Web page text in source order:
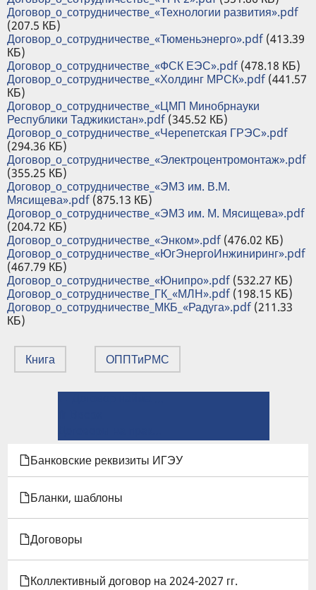
Договор_о_сотрудничестве_«Технологии развития».pdf
(207.5 КБ)
Договор_о_сотрудничестве_«Тюменьэнерго».pdf (413.39
КБ)
Договор_о_сотрудничестве_«ФСК ЕЭС».pdf (478.18 КБ)
Договор_о_сотрудничестве_«Холдинг МРСК».pdf (441.57
КБ)
Договор_о_сотрудничестве_«ЦМП Минобрнауки
Республики Таджикистан».pdf (345.52 КБ)
Договор_о_сотрудничестве_«Черепетская ГРЭС».pdf
(294.36 КБ)
Договор_о_сотрудничестве_«Электроцентромонтаж».pdf
(355.25 КБ)
Договор_о_сотрудничестве_«ЭМЗ им. В.М.
Мясищева».pdf (875.13 КБ)
Договор_о_сотрудничестве_«ЭМЗ им. М. Мясищева».pdf
(204.72 КБ)
Договор_о_сотрудничестве_«Энком».pdf (476.02 КБ)
Договор_о_сотрудничестве_«ЮгЭнергоИнжиниринг».pdf
(467.79 КБ)
Договор_о_сотрудничестве_«Юнипро».pdf (532.27 КБ)
Договор_о_сотрудничестве_ГК_«МЛН».pdf (198.15 КБ)
Договор_о_сотрудничестве_МКБ_«Радуга».pdf (211.33
КБ)
Книга ОППТиРМС
КНИГИ
ДЛЯ
ДОГОВОРЫ
(СОГЛАШЕНИЯ)
О
Банковские реквизиты ИГЭУ
Бланки, шаблоны
Договоры
Коллективный договор на 2024-2027 гг.